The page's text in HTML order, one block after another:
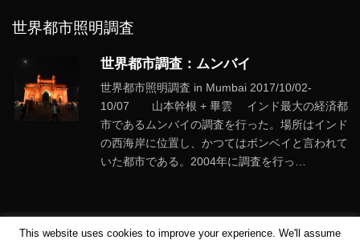
世界都市照明調査
世界都市調査：ムンバイ
世界都市照明調査 in Mumbai 2017/10/02-
10/07 山本幹根 + 畢雲 インド最大の経済都
市であるムンバイの調査を行った。場所はインド
の西海岸に位置し、かつてはボンベイと言われて
いた都市である。2004年に調査を行っ…
This website uses cookies to improve your experience. We'll assume